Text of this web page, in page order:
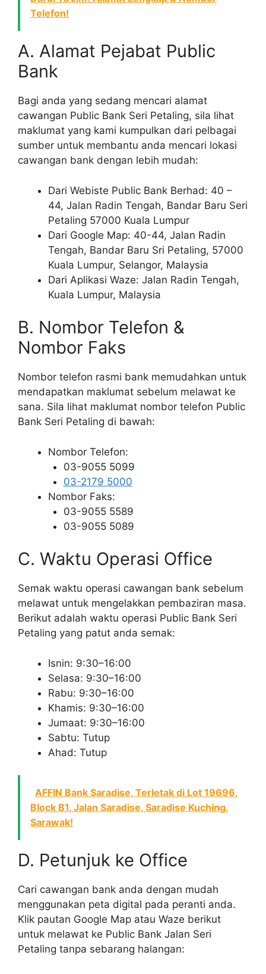
Telefon!
A. Alamat Pejabat Public
Bank
Bagi anda yang sedang mencari alamat
cawangan Public Bank Seri Petaling, sila lihat
maklumat yang kami kumpulkan dari pelbagai
sumber untuk membantu anda mencari lokasi
cawangan bank dengan lebih mudah:
Dari Webiste Public Bank Berhad: 40 –
44, Jalan Radin Tengah, Bandar Baru Seri
Petaling 57000 Kuala Lumpur
Dari Google Map: 40-44, Jalan Radin
Tengah, Bandar Baru Sri Petaling, 57000
Kuala Lumpur, Selangor, Malaysia
Dari Aplikasi Waze: Jalan Radin Tengah,
Kuala Lumpur, Malaysia
B. Nombor Telefon &
Nombor Faks
Nombor telefon rasmi bank memudahkan untuk
mendapatkan maklumat sebelum melawat ke
sana. Sila lihat maklumat nombor telefon Public
Bank Seri Petaling di bawah:
Nombor Telefon:
03-9055 5099
03-2179 5000
Nombor Faks:
03-9055 5589
03-9055 5089
C. Waktu Operasi Office
Semak waktu operasi cawangan bank sebelum
melawat untuk mengelakkan pembaziran masa.
Berikut adalah waktu operasi Public Bank Seri
Petaling yang patut anda semak:
Isnin: 9:30–16:00
Selasa: 9:30–16:00
Rabu: 9:30–16:00
Khamis: 9:30–16:00
Jumaat: 9:30–16:00
Sabtu: Tutup
Ahad: Tutup
AFFIN Bank Saradise, Terletak di Lot 19696,
Block B1, Jalan Saradise, Saradise Kuching,
Sarawak!
D. Petunjuk ke Office
Cari cawangan bank anda dengan mudah
menggunakan peta digital pada peranti anda.
Klik pautan Google Map atau Waze berikut
untuk melawat ke Public Bank Jalan Seri
Petaling tanpa sebarang halangan: